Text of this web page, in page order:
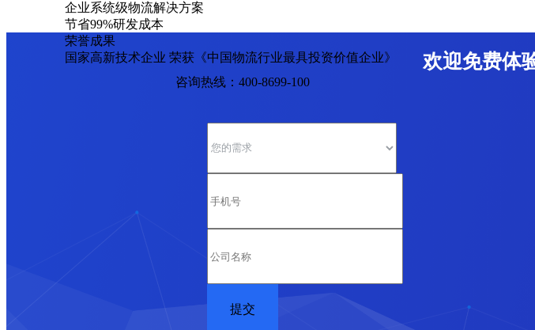
企业系统级物流解决方案
节省99%研发成本
荣誉成果
国家高新技术企业 荣获《中国物流行业最具投资价值企业》
欢迎免费体
咨询热线：400-8699-100